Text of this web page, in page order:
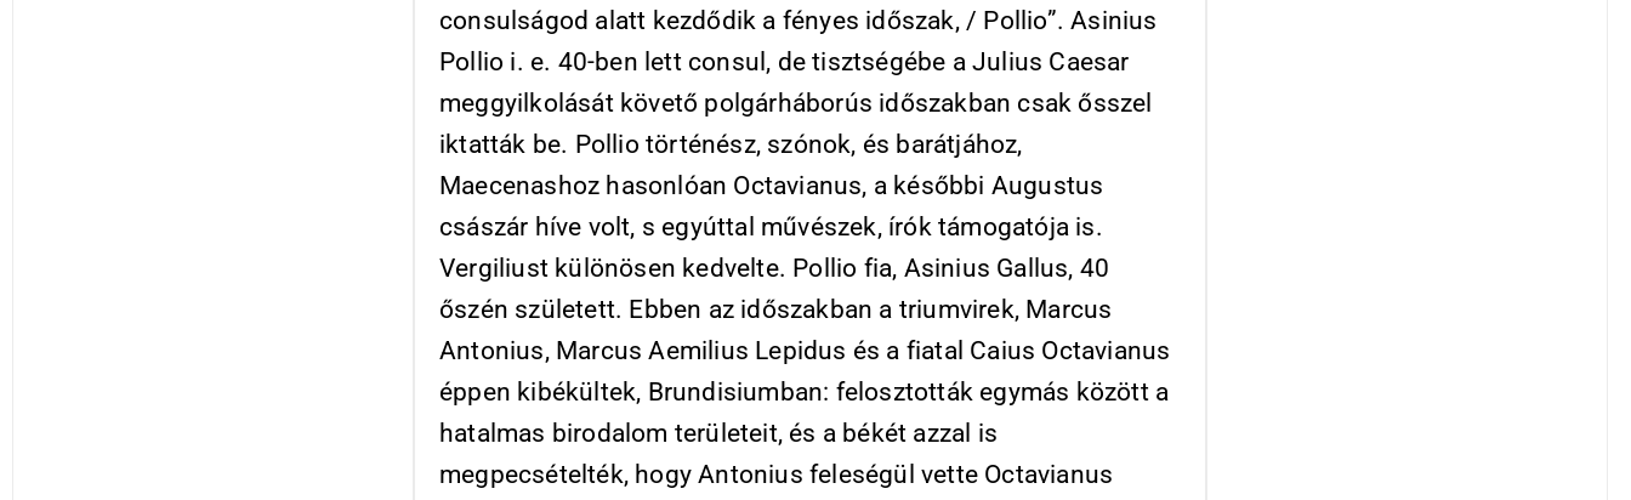
consulságod alatt kezdődik a fényes időszak, / Pollio”. Asinius
Pollio i. e. 40-ben lett consul, de tisztségébe a Julius Caesar
meggyilkolását követő polgárháborús időszakban csak ősszel
iktatták be. Pollio történész, szónok, és barátjához,
Maecenashoz hasonlóan Octavianus, a későbbi Augustus
császár híve volt, s egyúttal művészek, írók támogatója is.
Vergiliust különösen kedvelte. Pollio fia, Asinius Gallus, 40
őszén született. Ebben az időszakban a triumvirek, Marcus
Antonius, Marcus Aemilius Lepidus és a fiatal Caius Octavianus
éppen kibékültek, Brundisiumban: felosztották egymás között a
hatalmas birodalom területeit, és a békét azzal is
megpecsételték, hogy Antonius feleségül vette Octavianus